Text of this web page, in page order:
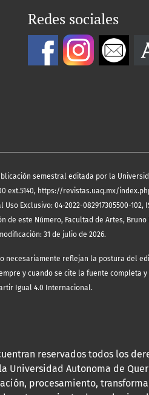
Redes sociales
semestral editada por la
00 ext.5140, https://revistas.uaq.mx/
Exclusivo: 04-2022-082917305500-
de este Número, Facultad de Artes,
31 de julio de 2026.
necesariamente reflejan la postura del
y cuando se cite la fuente completa
Igual 4.0 Internacional.
reservados todos los
Universidad Autonoma de
procesamiento,